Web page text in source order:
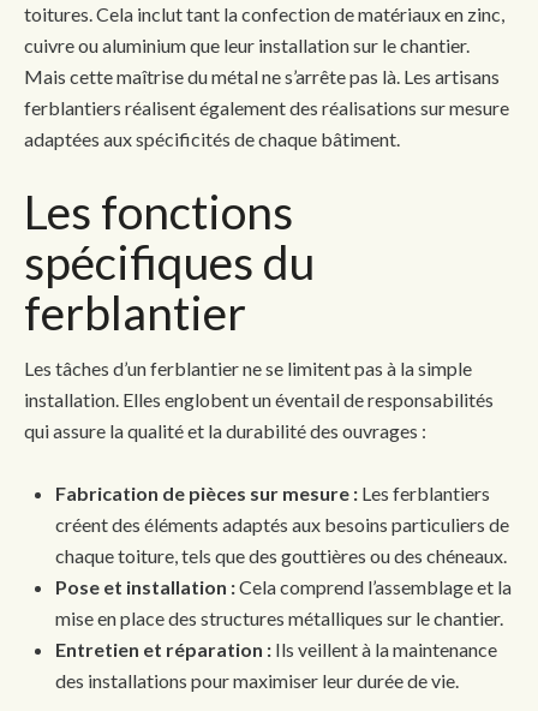
toitures. Cela inclut tant la confection de matériaux en zinc,
cuivre ou aluminium que leur installation sur le chantier.
Mais cette maîtrise du métal ne s’arrête pas là. Les artisans
ferblantiers réalisent également des réalisations sur mesure
adaptées aux spécificités de chaque bâtiment.
Les fonctions
spécifiques du
ferblantier
Les tâches d’un ferblantier ne se limitent pas à la simple
installation. Elles englobent un éventail de responsabilités
qui assure la qualité et la durabilité des ouvrages :
Fabrication de pièces sur mesure : Les ferblantiers
créent des éléments adaptés aux besoins particuliers de
chaque toiture, tels que des gouttières ou des chéneaux.
Pose et installation :Cela comprend l’assemblage et la
mise en place des structures métalliques sur le chantier.
Entretien et réparation : Ils veillent à la maintenance
des installations pour maximiser leur durée de vie.